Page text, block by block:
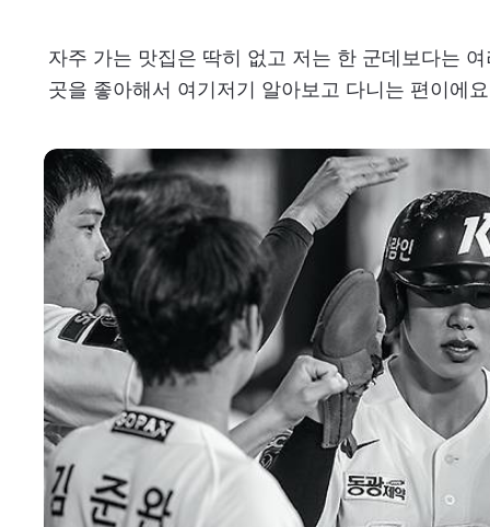
자주 가는 맛집은 딱히 없고 저는 한 군데보다는
곳을 좋아해서 여기저기 알아보고 다니는 편이에